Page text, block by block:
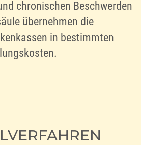
chronischen Beschwerden
übernehmen die
in bestimmten